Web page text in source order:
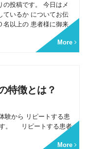
の投稿です。 今日はメ
ているか についてお伝
名以上の 患者様に御来
More
特徴とは？
から リピートする患
す。 リピートする患者
More